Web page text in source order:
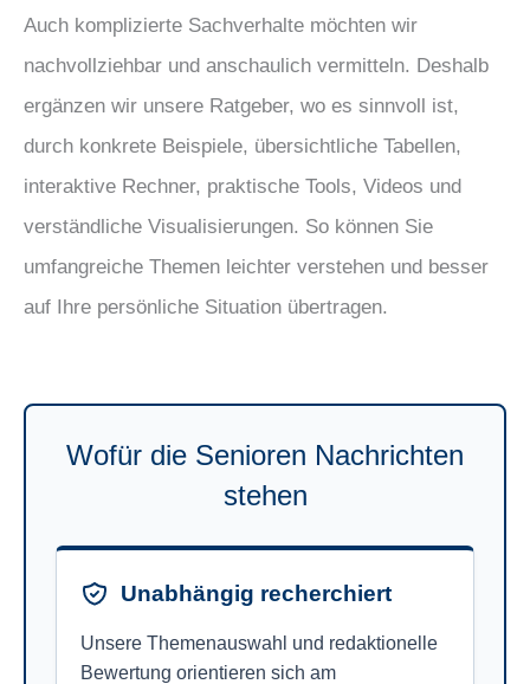
Auch komplizierte Sachverhalte möchten wir
nachvollziehbar und anschaulich vermitteln. Deshalb
ergänzen wir unsere Ratgeber, wo es sinnvoll ist,
durch konkrete Beispiele, übersichtliche Tabellen,
interaktive Rechner, praktische Tools, Videos und
verständliche Visualisierungen. So können Sie
umfangreiche Themen leichter verstehen und besser
auf Ihre persönliche Situation übertragen.
Wofür die Senioren Nachrichten
stehen
Unabhängig recherchiert
Unsere Themenauswahl und redaktionelle
Bewertung orientieren sich am